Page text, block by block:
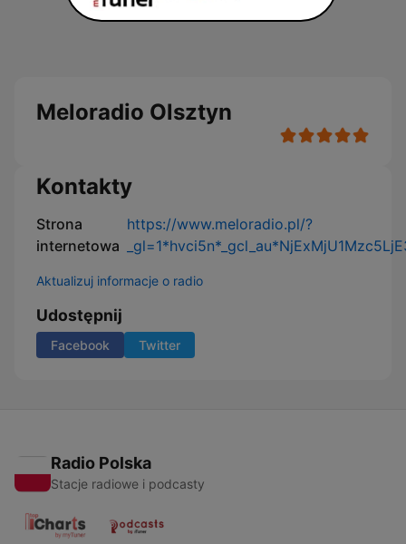
Meloradio Olsztyn
Kontakty
Strona
internetowa
https://www.meloradio.pl/?
Aktualizuj informacje o radio
Udostępnij
Facebook Twitter
Radio Polska
Stacje radiowe i podcasty